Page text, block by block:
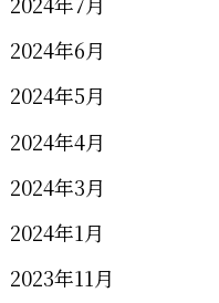
2024年6月
2024年5月
2024年4月
2024年3月
2024年1月
2023年11月